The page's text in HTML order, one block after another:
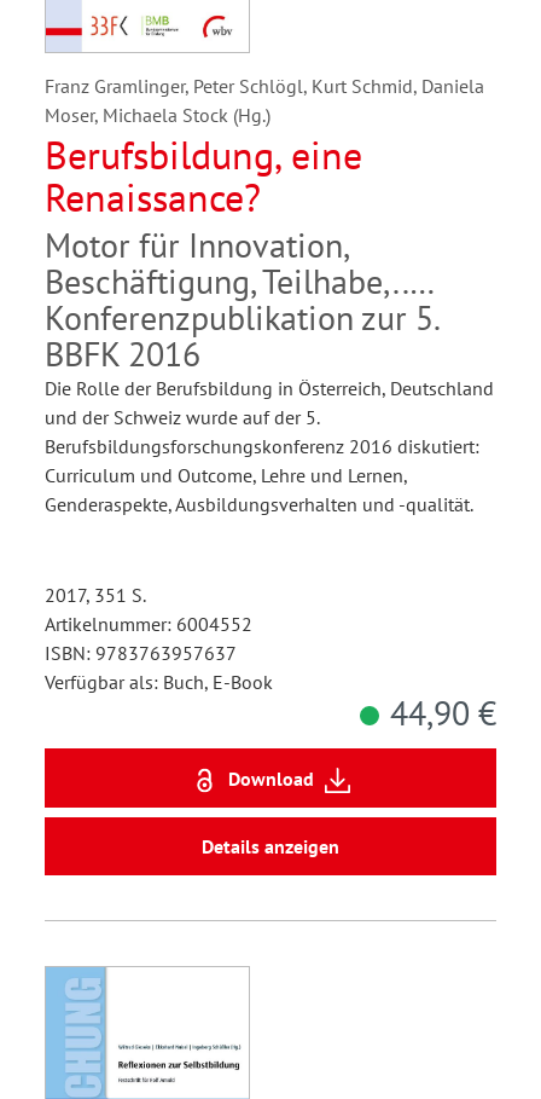
Franz Gramlinger, Peter Schlögl, Kurt Schmid, Daniela
Moser, Michaela Stock (Hg.)
Berufsbildung, eine
Renaissance?
Motor für Innovation,
Beschäftigung, Teilhabe,..
Konferenzpublikation zur 5.
BBFK 2016
Die Rolle der Berufsbildung in Österreich, Deutschland
und der Schweiz wurde auf der 5.
Berufsbildungsforschungskonferenz 2016 diskutiert:
Curriculum und Outcome, Lehre und Lernen,
Genderaspekte, Ausbildungsverhalten und -qualität.
2017, 351 S.
Artikelnummer: 6004552
ISBN: 9783763957637
Verfügbar als: Buch, E-Book
44,90 €
Download
Details anzeigen